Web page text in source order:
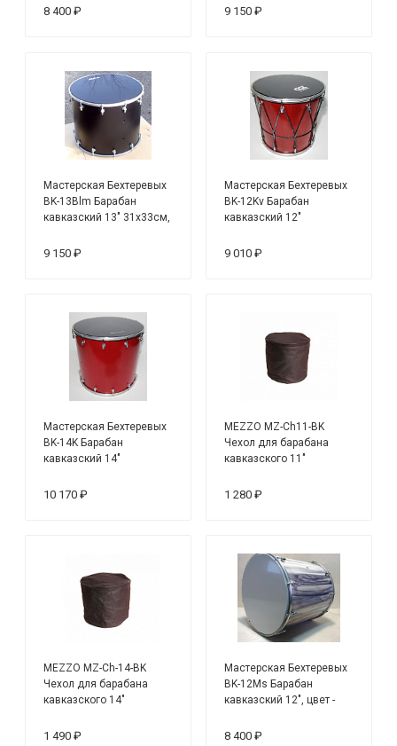
8 400 ₽ 9 150 ₽
Мастерская Бехтеревых
BK-13Blm Барабан
кавказский 13" 31х33см,
9 150 ₽
Мастерская Бехтеревых
BK-12Kv Барабан
кавказский 12"
9 010 ₽
Мастерская Бехтеревых
BK-14K Барабан
кавказский 14"
10 170 ₽
MEZZO MZ-Ch11-BK
Чехол для барабана
кавказского 11"
1 280 ₽
MEZZO MZ-Ch-14-BK
Чехол для барабана
кавказского 14"
1 490 ₽
Мастерская Бехтеревых
BK-12Ms Барабан
кавказский 12", цвет -
8 400 ₽